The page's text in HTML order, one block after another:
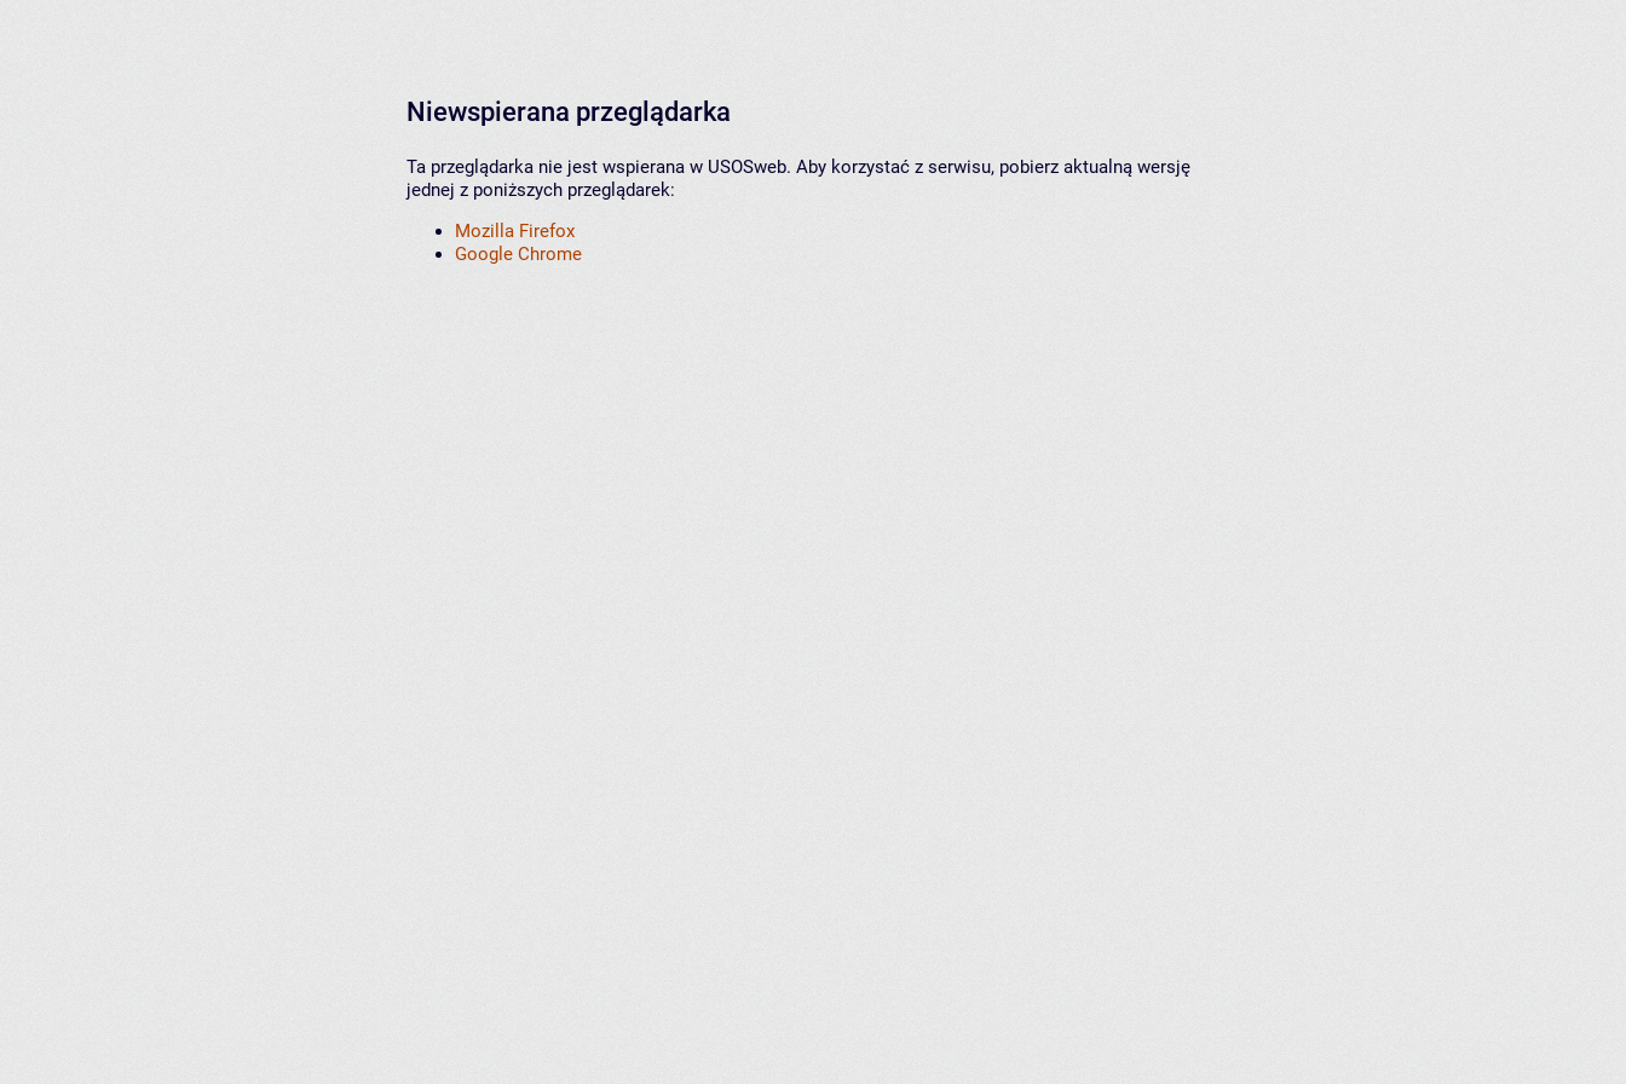
Niewspierana przeglądarka
Ta przeglądarka nie jest wspierana w USOSweb. Aby korzystać z serwisu, pobierz aktualną wersję
jednej z poniższych przeglądarek:
Mozilla Firefox
Google Chrome